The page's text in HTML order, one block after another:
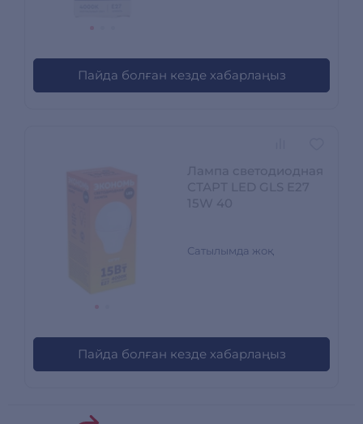
Пайда болған кезде хабарлаңыз
Сатылымда жоқ
Пайда болған кезде хабарлаңыз